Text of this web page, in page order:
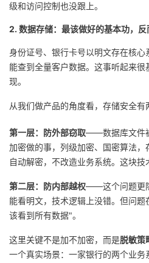
发
学
堂
我
的
课
程
我
的
认
证
我
的
实
我
的
Programs
的
持
我
的
技
术
支
持
我
的
云
声
建
级和访问控制也没跟上。
2. 数据存储：最该做好的基本功，
身份证号、银行卡号以明文存在核
能查到全量客户数据。这事听起来
现。
从我们做产品的角度看，存储安全有
第一层：防外部窃取——数据库文件
加密做的事，列级加密、国密算法
自动解密，不改造业务系统。这块技
第二层：防内部越权——这个问题更
能看明文，技术逻辑上没错。但问
该看到所有数据"。
这里关键不是加不加密，而是脱敏策
一个真实场景：一家银行的两个业